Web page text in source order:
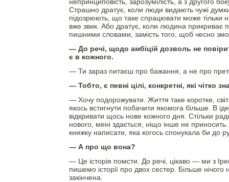
Страшно дратує, коли люди видають чужі
підозрюють, що таке спрацювати може тільки
вже звик. Або дратує, коли людина прикриває
пишними словами, замість того, щоб чесно
— До речі, щодо амбіцій дозволь не
є в кожного.
— Ти зараз питаєш про бажання, а не про
— Тобто, є певні цілі, конкретні, які чітко
— Хочу подорожувати. Життя таке коротке,
якось встигнути побачити якомога більше. В
відкривати щось нове кожного дня. Стільки
нового, мені здається, ніщо інше не
книжку написати, яка когось спонукала би до
— А про що вона?
— Це історія помсти. До речі, цікаво — ми з
пишемо історії про двох сестер. Більше
закінчена.